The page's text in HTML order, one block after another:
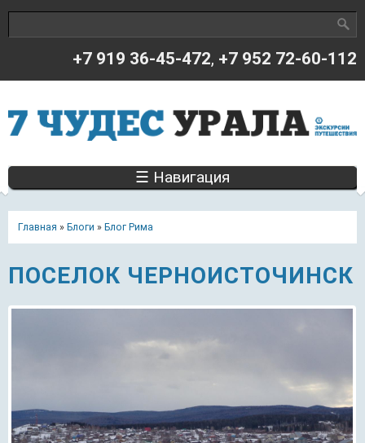
Форма поиска
+7 919 36-45-472, +7 952 72-60-112
☰ Навигация
Главная » Блоги » Блог Рима
ПОСЕЛОК ЧЕРНОИСТОЧИНСК